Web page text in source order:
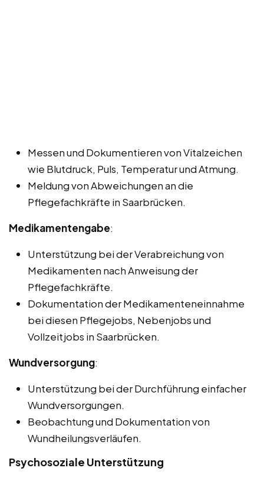
Messen und Dokumentieren von Vitalzeichen
wie Blutdruck, Puls, Temperatur und Atmung.
Meldung von Abweichungen an die
Pflegefachkräfte in Saarbrücken.
Medikamentengabe:
Unterstützung bei der Verabreichung von
Medikamenten nach Anweisung der
Pflegefachkräfte.
Dokumentation der Medikamenteneinnahme
bei diesen Pflegejobs, Nebenjobs und
Vollzeitjobs in Saarbrücken.
Wundversorgung:
Unterstützung bei der Durchführung einfacher
Wundversorgungen.
Beobachtung und Dokumentation von
Wundheilungsverläufen.
Psychosoziale Unterstützung